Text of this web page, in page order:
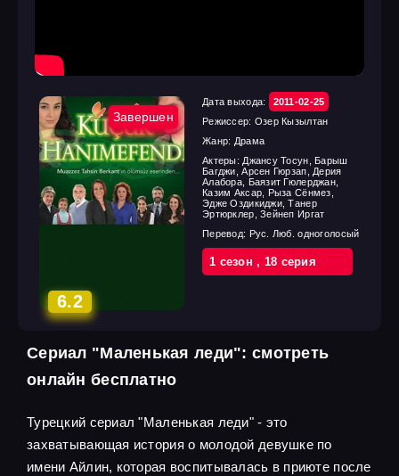
Завершен
6.2
Дата выхода:
2011-02-25
Режиссер: Озер Кызылтан
Жанр: Драма
Актеры: Джансу Тосун, Барыш
Багджи, Арсен Гюрзап, Дерия
Алабора, Баязит Гюлерджан,
Казим Аксар, Рыза Сёнмез,
Эдже Оздикиджи, Танер
Эртюрклер, Зейнеп Иргат
Перевод: Рус. Люб. одноголосый
1 cезон, 18 cерия
Сериал "Маленькая леди": смотреть
онлайн бесплатно
Турецкий сериал "Маленькая леди" - это
захватывающая история о молодой девушке по
имени Айлин, которая воспитывалась в приюте после